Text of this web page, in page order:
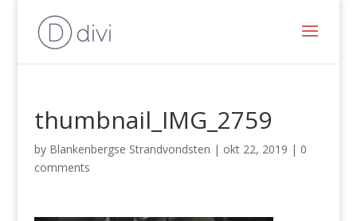
thumbnail_IMG_2759
by Blankenbergse Strandvondsten | okt 22, 2019 | 0
comments